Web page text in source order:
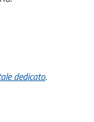
dedicato.